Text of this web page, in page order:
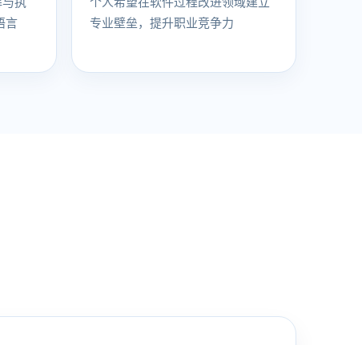
言
专业壁垒，提升职业竞争力